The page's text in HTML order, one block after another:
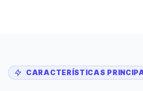
CARACTERÍSTICAS